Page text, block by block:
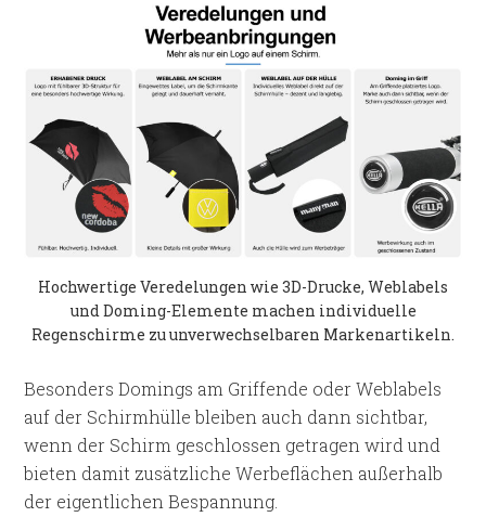
Hochwertige Veredelungen wie 3D-Drucke, Weblabels
und Doming-Elemente machen individuelle
Regenschirme zu unverwechselbaren Markenartikeln.
Besonders Domings am Griffende oder Weblabels
auf der Schirmhülle bleiben auch dann sichtbar,
wenn der Schirm geschlossen getragen wird und
bieten damit zusätzliche Werbeflächen außerhalb
der eigentlichen Bespannung.